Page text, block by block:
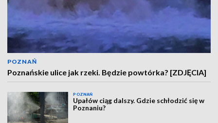
POZNAŃ
Poznańskie ulice jak rzeki. Będzie powtórka? [ZDJĘCIA]
POZNAŃ
Upałów ciąg dalszy. Gdzie schłodzić się w
Poznaniu?